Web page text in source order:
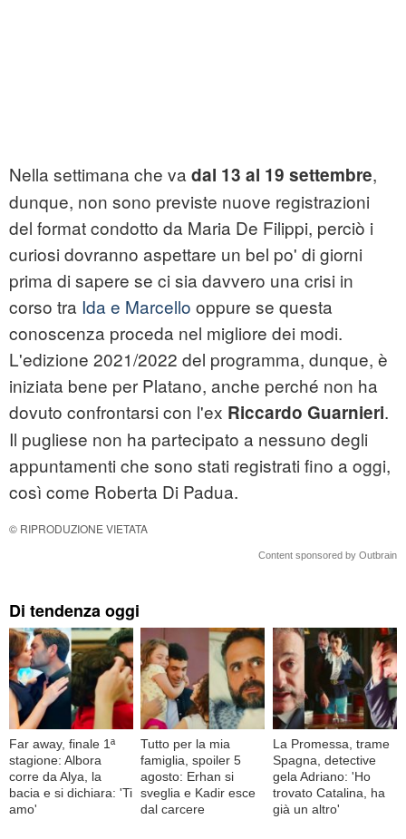
Nella settimana che va dal 13 al 19 settembre,
dunque, non sono previste nuove registrazioni
del format condotto da Maria De Filippi, perciò i
curiosi dovranno aspettare un bel po' di giorni
prima di sapere se ci sia davvero una crisi in
corso tra Ida e Marcello oppure se questa
conoscenza proceda nel migliore dei modi.
L'edizione 2021/2022 del programma, dunque, è
iniziata bene per Platano, anche perché non ha
dovuto confrontarsi con l'ex Riccardo Guarnieri.
Il pugliese non ha partecipato a nessuno degli
appuntamenti che sono stati registrati fino a oggi,
così come Roberta Di Padua.
© RIPRODUZIONE VIETATA
Content sponsored by Outbrain
Di tendenza oggi
Far away, finale 1ª
stagione: Albora
corre da Alya, la
bacia e si dichiara: 'Ti
amo'
Tutto per la mia
famiglia, spoiler 5
agosto: Erhan si
sveglia e Kadir esce
dal carcere
La Promessa, trame
Spagna, detective
gela Adriano: 'Ho
trovato Catalina, ha
già un altro'